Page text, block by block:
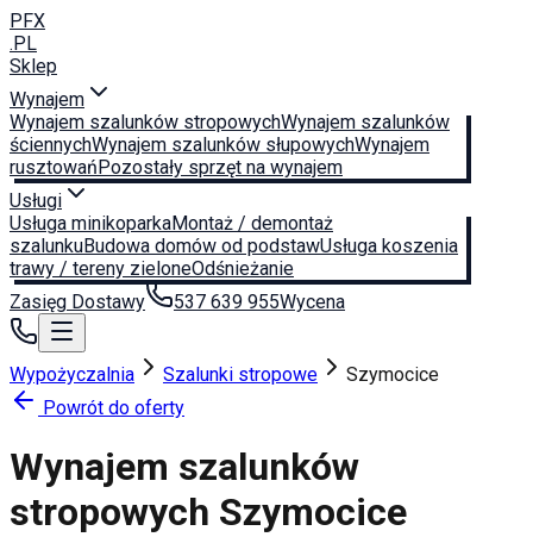
PFX
.PL
Sklep
Wynajem
Wynajem szalunków stropowychWynajem szalunków
ściennychWynajem szalunków słupowychWynajem
rusztowańPozostały sprzęt na wynajem
Usługi
Usługa minikoparkaMontaż / demontaż
szalunkuBudowa domów od podstawUsługa koszenia
trawy / tereny zieloneOdśnieżanie
Zasięg Dostawy
537 639 955Wycena
Wypożyczalnia Szalunki stropowe
Szymocice
Powrót do oferty
Wynajem szalunków
stropowych Szymocice